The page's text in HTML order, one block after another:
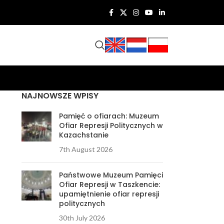
NAJNOWSZE WPISY
Pamięć o ofiarach: Muzeum
Ofiar Represji Politycznych w
Kazachstanie
7th August 2026
Państwowe Muzeum Pamięci
Ofiar Represji w Taszkencie:
upamiętnienie ofiar represji
politycznych
30th July 2026